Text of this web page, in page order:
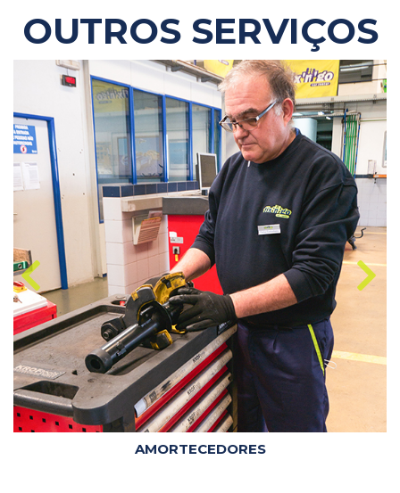
Quando estas peças não estão a funcionar
corretamente, existem vários problemas que
podem ocorrer no seu veículo:
Desgaste de outras peças da viatura, como
as molas de suspensão, a engrenagem de
direção, as juntas universais, o diferencial,
os casquilhos ou a caixa de velocidades,
entre outras.
Acelerada deterioração dos pneus: quando
o contacto dos pneus com a estrada não
está a ser devidamente controlado é
natural que exista algum desgaste acima
do normal
Portanto, se reparar em algum destes sinais no
seu carro, o problema pode ter a origem
explicada – mas o melhor é sempre recorrer a
especialistas que podem analisar a situação com
mais detalhe.
Que riscos existem ao conduzir com
OUTROS SERVIÇOS
AMORTECEDORES